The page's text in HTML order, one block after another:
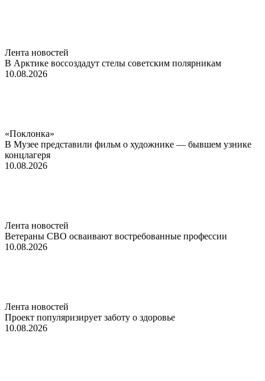
Лента новостей
В Арктике воссоздадут стелы советским полярникам
10.08.2026
«Поклонка»
В Музее представили фильм о художнике — бывшем узнике
концлагеря
10.08.2026
Лента новостей
Ветераны СВО осваивают востребованные профессии
10.08.2026
Лента новостей
Проект популяризирует заботу о здоровье
10.08.2026